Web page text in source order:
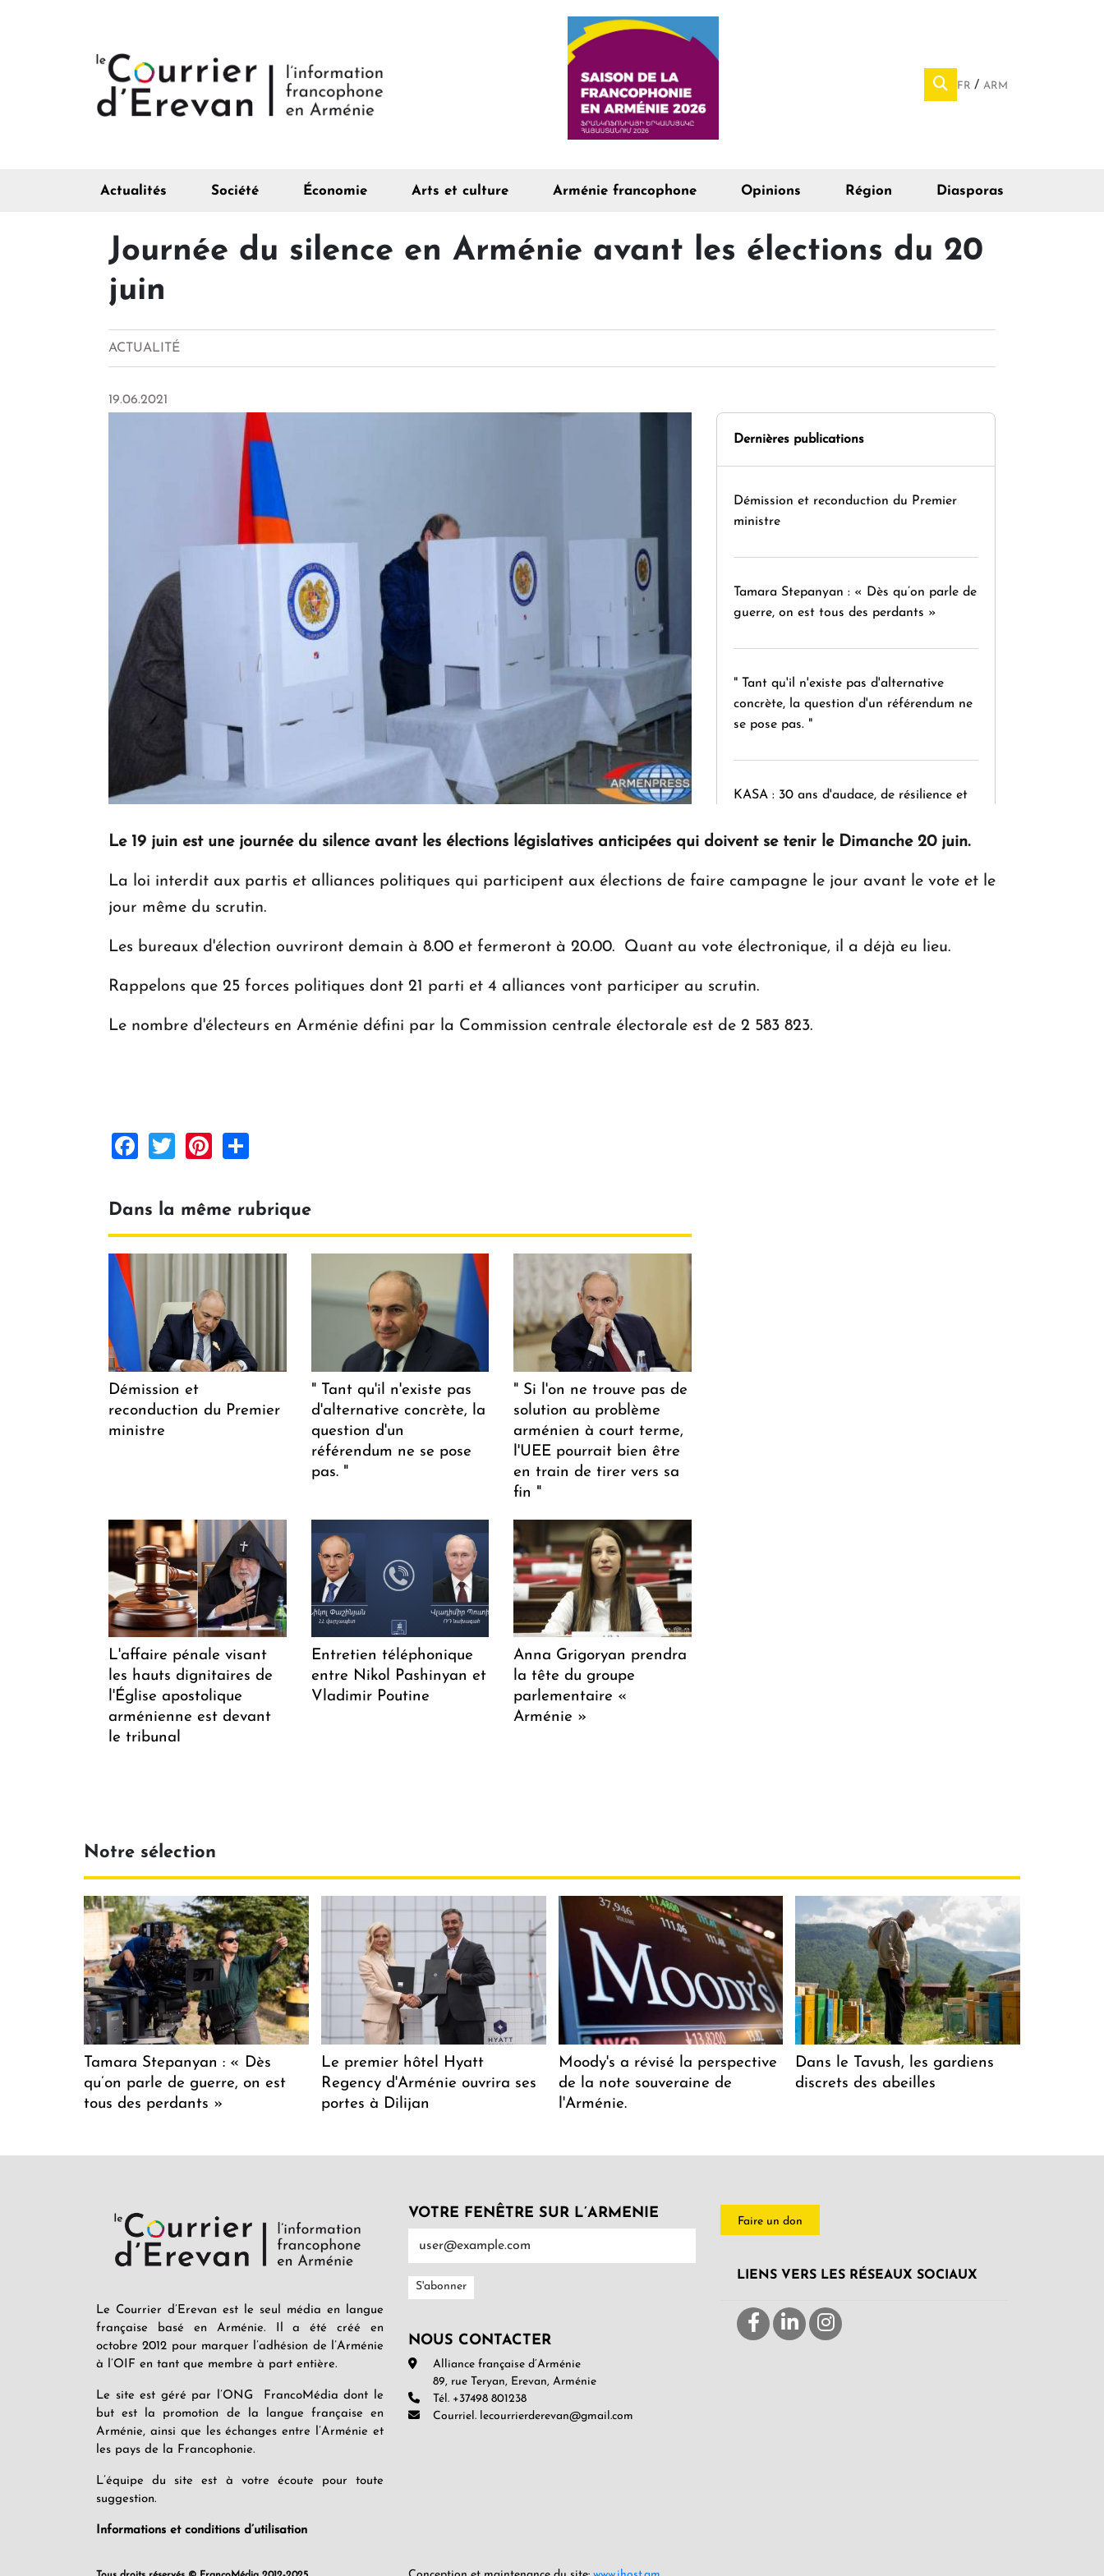
FR ARM
Actualités Société Économie Arts et culture Arménie francophone Opinions Région Diasporas
Journée du silence en Arménie avant les élections du 20
juin
ACTUALITÉ
19.06.2021
Dernières publications
Démission et reconduction du Premier
ministre
Tamara Stepanyan : « Dès qu’on parle de
guerre, on est tous des perdants »
" Tant qu'il n'existe pas d'alternative
concrète, la question d'un référendum ne
se pose pas. "
KASA : 30 ans d'audace, de résilience et
Le premier hôtel Hyatt Regency
Le 19 juin est une journée du silence avant les élections législatives anticipées qui doivent se tenir le Dimanche 20 juin.
La loi interdit aux partis et alliances politiques qui participent aux élections de faire campagne le jour avant le vote et le
jour même du scrutin.
Les bureaux d'élection ouvriront demain à 8.00 et fermeront à 20.00. Quant au vote électronique, il a déjà eu lieu.
Rappelons que 25 forces politiques dont 21 parti et 4 alliances vont participer au scrutin.
Le nombre d'électeurs en Arménie défini par la Commission centrale électorale est de 2 583 823.
Facebook
TwitterPinterest
Dans la même rubrique
Démission et
reconduction du Premier
ministre
" Tant qu'il n'existe pas
d'alternative concrète, la
question d'un
référendum ne se pose
pas. "
" Si l'on ne trouve pas de
solution au problème
arménien à court terme,
l'UEE pourrait bien être
en train de tirer vers sa
fin "
L'affaire pénale visant
les hauts dignitaires de
l'Église apostolique
arménienne est devant
le tribunal
Entretien téléphonique
entre Nikol Pashinyan et
Vladimir Poutine
Anna Grigoryan prendra
la tête du groupe
parlementaire «
Arménie »
Notre sélection
Tamara Stepanyan : « Dès
qu’on parle de guerre, on est
tous des perdants »
Le premier hôtel Hyatt
Regency d'Arménie ouvrira ses
portes à Dilijan
Moody's a révisé la perspective
de la note souveraine de
l'Arménie.
Dans le Tavush, les gardiens
discrets des abeilles
Le Courrier d’Erevan est le seul média en langue
française basé en Arménie. Il a été créé en
octobre 2012 pour marquer l’adhésion de l’Arménie
à l’OIF en tant que membre à part entière.
Le site est géré par l’ONG FrancoMédia dont le
but est la promotion de la langue française en
Arménie, ainsi que les échanges entre l’Arménie et
les pays de la Francophonie.
L’équipe du site est à votre écoute pour toute
suggestion.
Informations et conditions d’utilisation
VOTRE FENÊTRE SUR L’ARMENIE
NOUS CONTACTER
Alliance française d’Arménie
89, rue Teryan, Erevan, Arménie
Tél. +37498 801238
Courriel. lecourrierderevan@gmail.com
Faire un don
LIENS VERS LES RÉSEAUX SOCIAUX